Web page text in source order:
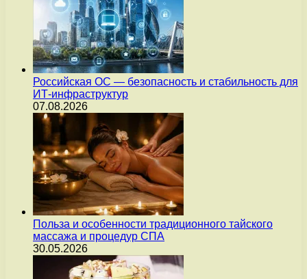
Российская ОС — безопасность и стабильность для
ИТ-инфраструктур
07.08.2026
Польза и особенности традиционного тайского
массажа и процедур СПА
30.05.2026